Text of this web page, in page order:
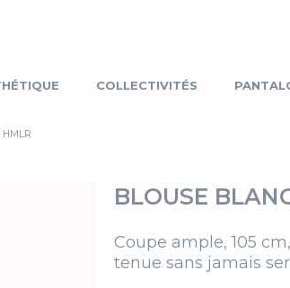
COLLECTIVITÉS
BLOUSE
Coupe ample, 105 cm,
tenue sans jamais